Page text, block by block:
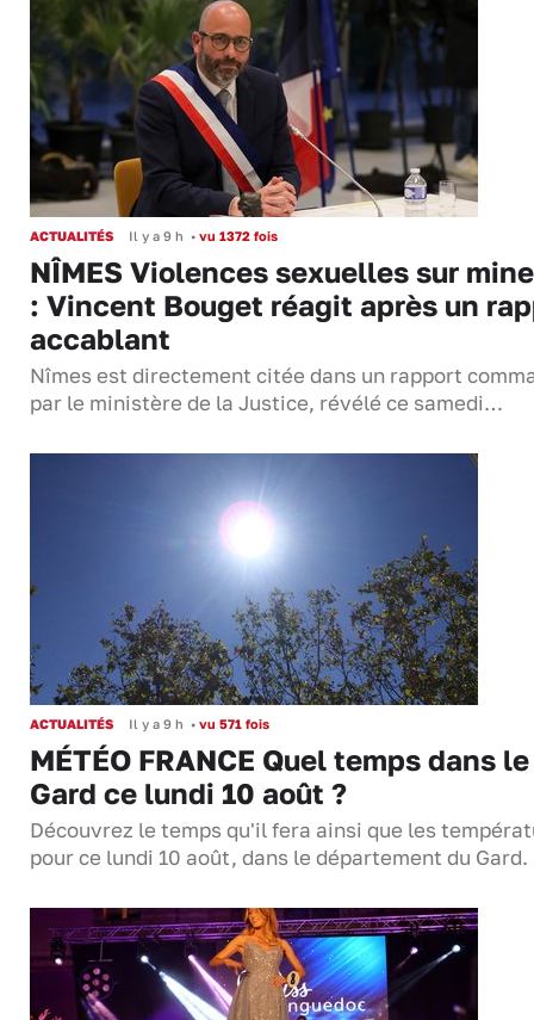
ACTUALITÉS Il y a 9 h • vu 1372 fois
NÎMES Violences sexuelles sur
: Vincent Bouget réagit après un
accablant
Nîmes est directement citée dans un rapport
par le ministère de la Justice, révélé ce samedi…
ACTUALITÉS Il y a 9 h • vu 571 fois
MÉTÉO FRANCE Quel temps dans le
Gard ce lundi 10 août ?
Découvrez le temps qu'il fera ainsi que les
pour ce lundi 10 août, dans le département du Gard.